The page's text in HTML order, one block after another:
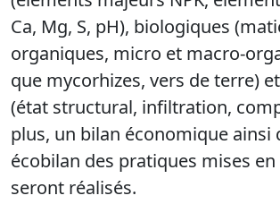
Ca, Mg, S, pH), biologiques
organiques, micro et macro-
que mycorhizes, vers de terre) et
(état structural, infiltration,
plus, un bilan économique ainsi
écobilan des pratiques mises
seront réalisés.